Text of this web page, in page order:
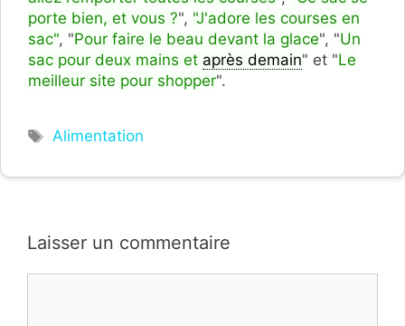
porte bien, et vous ?", "J'adore les courses en
sac", "Pour faire le beau devant la glace", "Un
sac pour deux mains et après demain" et "Le
meilleur site pour shopper".
Étiquettes
Alimentation
Laisser un commentaire